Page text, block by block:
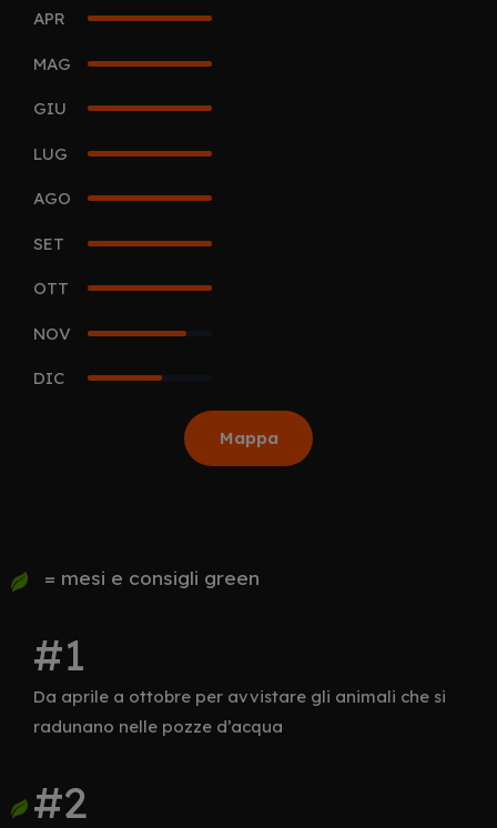
APR
MAG
GIU
LUG
AGO
SET
OTT
NOV
DIC
Mappa
= mesi e consigli green
Da aprile a ottobre per avvistare gli animali che si
radunano nelle pozze d’acqua